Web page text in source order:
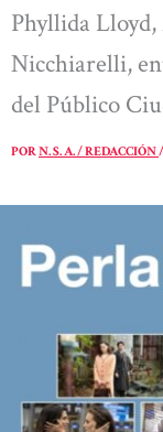
Phyllida
Nicchiarelli,
del Público
PORN. S. A. / REDACCIÓN/